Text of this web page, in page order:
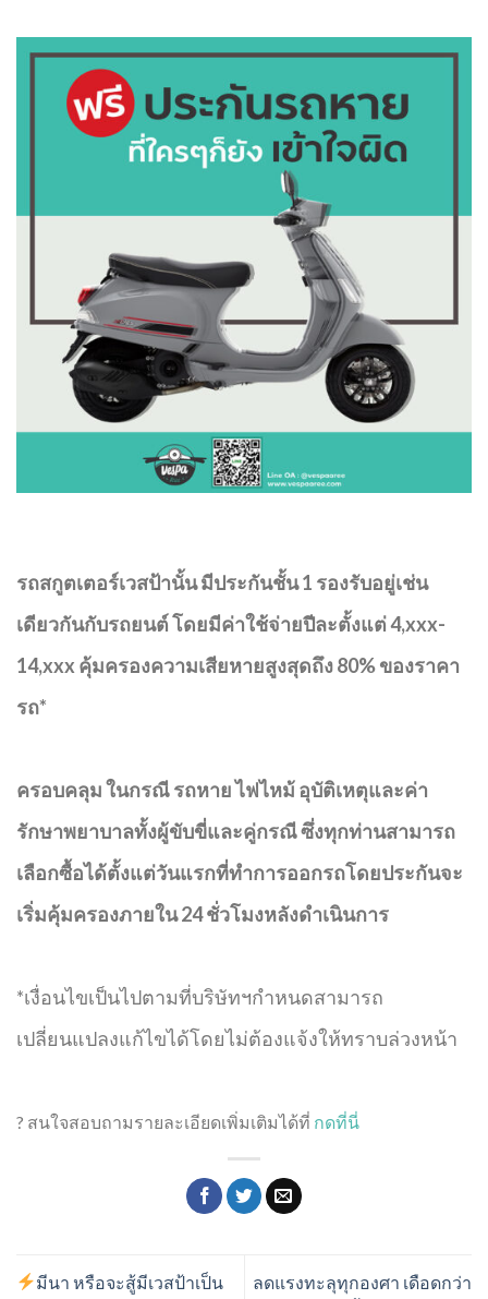
รถสกูตเตอร์เวสป้านั้น มีประกันชั้น 1 รองรับอยู่เช่น
เดียวกันกับรถยนต์ โดยมีค่าใช้จ่ายปีละตั้งแต่ 4,xxx-
14,xxx คุ้มครองความเสียหายสูงสุดถึง 80% ของราคา
รถ*
ครอบคลุม ในกรณี รถหาย ไฟไหม้ อุบัติเหตุและค่า
รักษาพยาบาลทั้งผู้ขับขี่และคู่กรณี ซึ่งทุกท่านสามารถ
เลือกซื้อได้ตั้งแต่วันแรกที่ทำการออกรถโดยประกันจะ
เริ่มคุ้มครองภายใน 24 ชั่วโมงหลังดำเนินการ
*เงื่อนไขเป็นไปตามที่บริษัทฯกำหนดสามารถ
เปลี่ยนแปลงแก้ไขได้โดยไม่ต้องแจ้งให้ทราบล่วงหน้า
? สนใจสอบถามรายละเอียดเพิ่มเติมได้ที่ กดที่นี่
มีนา หรือจะสู้มีเวสป้าเป็น
ลดแรงทะลุทุกองศา เดือดกว่า